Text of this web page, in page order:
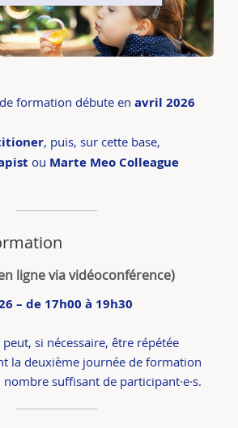
formation débute en avril 2026
, puis, sur cette base,
ou Marte Meo Colleague
ligne via vidéoconférence)
– de 17h00 à 19h30
si nécessaire, être répétée
la deuxième journée de formation
suffisant de participant·e·s.